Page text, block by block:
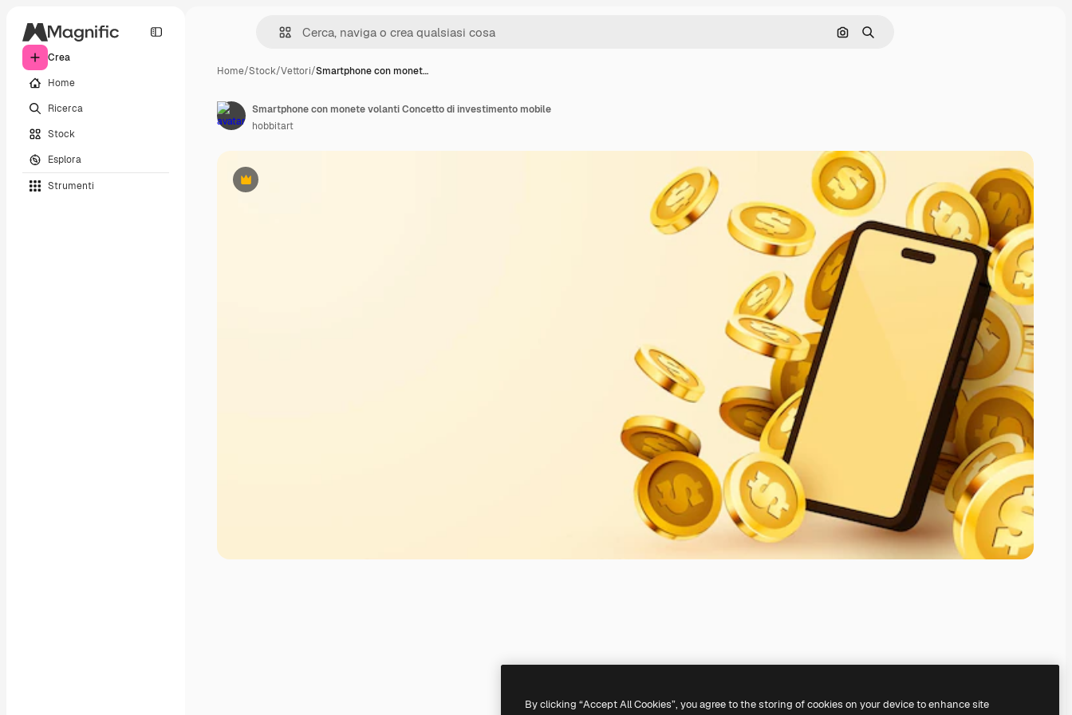
Crea
Home
Ricerca
Stock
Esplora
Strumenti
Cerca per immagine
Ricerca
Home/Stock/Vettori/Smartphone con monet…
Premium
Smartphone con monete volanti Concetto di investimento mobile
hobbitart
By clicking “Accept All Cookies”, you agree to the storing of cookies on your device to enhance site